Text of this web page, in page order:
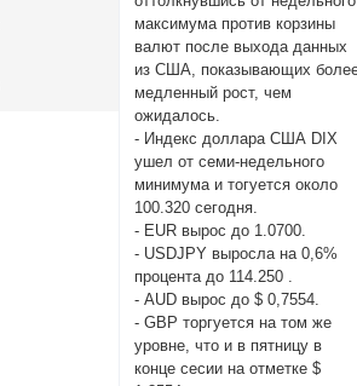
максимума против корзины
валют после выхода данных
из США, показывающих
медленный рост, чем
ожидалось.
- Индекс доллара США DIX
ушел от семи-недельного
минимума и тогуется около
100.320 сегодня.
- EUR вырос до 1.0700.
- USDJPY выросла на 0,6%
процента до 114.250 .
- AUD вырос до $ 0,7554.
- GBP торгуется на том же
уровне, что и в пятницу в
конце сесии на отметке $